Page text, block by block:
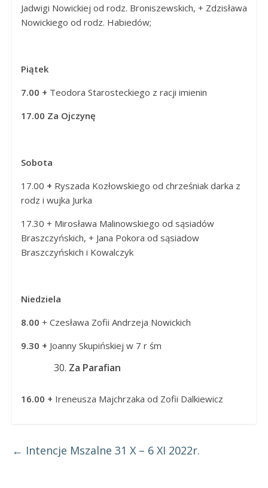
Jadwigi Nowickiej od rodz. Broniszewskich, + Zdzisława
Nowickiego od rodz. Habiedów;
Piątek
7.00 + Teodora Starosteckiego z racji imienin
17.00 Za Ojczynę
Sobota
17.00 + Ryszada Kozłowskiego od chrześniak darka z
rodz i wujka Jurka
17.30 + Mirosława Malinowskiego od sąsiadów
Braszczyńskich, + Jana Pokora od sąsiadow
Braszczyńskich i Kowalczyk
Niedziela
8.00 + Czesława Zofii Andrzeja Nowickich
9.30 + Joanny Skupińskiej w 7 r śm
Za Parafian
16.00 + Ireneusza Majchrzaka od Zofii Dalkiewicz
← Intencje Mszalne 31 X – 6 XI 2022r.